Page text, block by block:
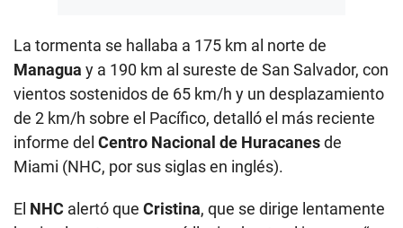
La tormenta se hallaba a 175 km al norte de
Managua y a 190 km al sureste de San Salvador, con
vientos sostenidos de 65 km/h y un desplazamiento
de 2 km/h sobre el Pacífico, detalló el más reciente
informe del Centro Nacional de Huracanesde
Miami (NHC, por sus siglas en inglés).
El NHC alertó que Cristina, que se dirige lentamente